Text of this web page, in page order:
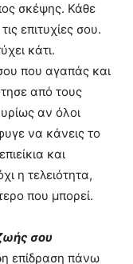
σκέψης. Κάθε
επιτυχίες σου.
κάτι.
που αγαπάς και
από τους
αν όλοι
να κάνεις το
και
η τελειότητα,
που μπορεί.
σου
επίδραση πάνω